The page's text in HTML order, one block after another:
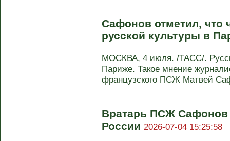
Сафонов отметил, что
русской культуры в
МОСКВА, 4 июля. /ТАСС/.
Париже. Такое мнение
французского ПСЖ Матвей
Вратарь ПСЖ Сафонов
России 2026-07-04 15:25:58